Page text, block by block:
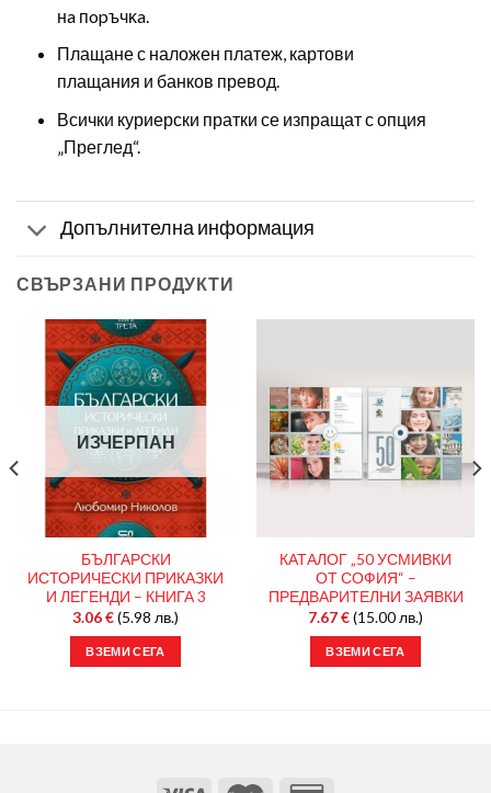
нa пopъчĸa.
Плащане с наложен платеж, картови
плащания и банков превод.
Всички куриерски пратки се изпращат с опция
„Преглед“.
Допълнителна информация
СВЪРЗАНИ ПРОДУКТИ
ИЗЧЕРПАН
БЪЛГАРСКИ
ИСТОРИЧЕСКИ ПРИКАЗКИ
И ЛЕГЕНДИ – КНИГА 3
3.06€(5.98 лв.)
ВЗЕМИ СЕГА
КАТАЛОГ „50 УСМИВКИ
ОТ СОФИЯ“ –
ПРЕДВАРИТЕЛНИ ЗАЯВКИ
7.67€(15.00 лв.)
ВЗЕМИ СЕГА